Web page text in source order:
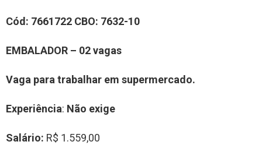
Cód: 7661722 CBO: 7632-10
EMBALADOR – 02vagas
Vaga para trabalhar em supermercado.
Experiência: Não exige
Salário: R$ 1.559,00